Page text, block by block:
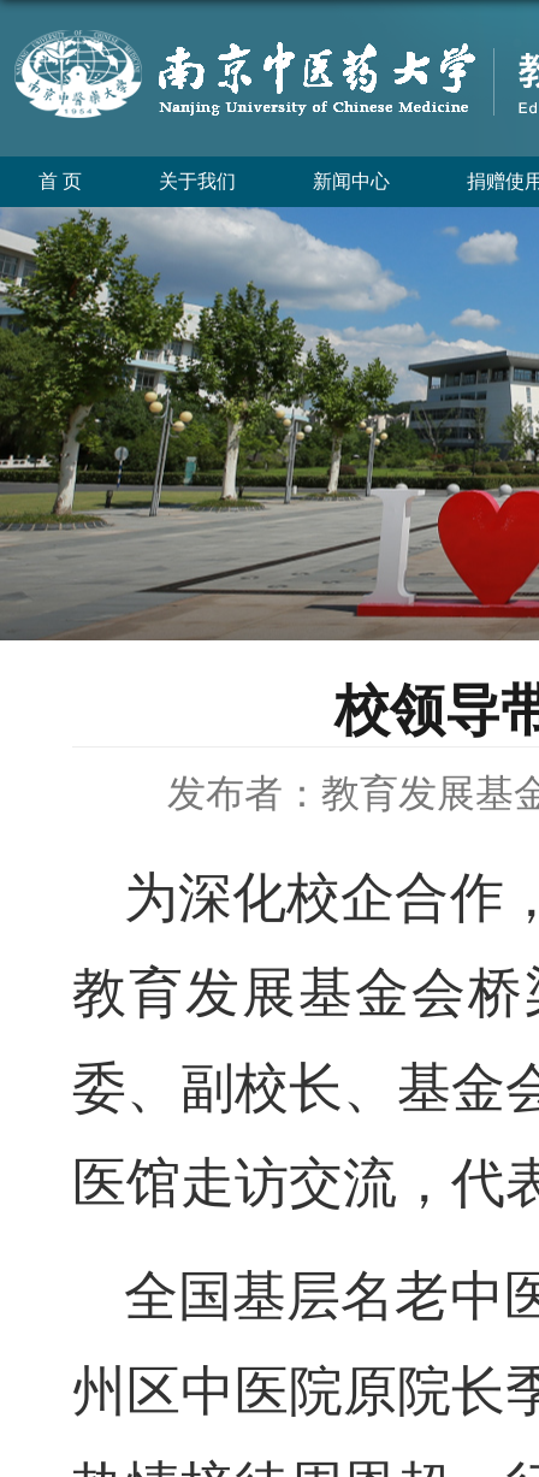
首 页 关于我们 新闻中心 捐赠使
校领导
发布者：教育发展基
为深化校企合作
教育发展基金会
委、副校长、基金
医馆走访交流，代
全国基层名老中
州区中医院原院长